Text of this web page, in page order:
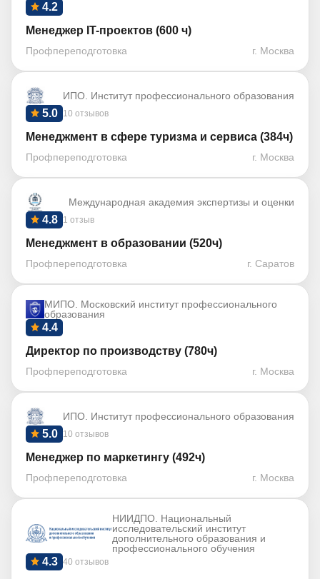
4.2
Менеджер IT-проектов (600 ч)
Профпереподготовка г. Москва
ИПО. Институт профессионального образования
10 отзывов
5.0
Менеджмент в сфере туризма и сервиса (384ч)
Профпереподготовка г. Москва
Международная академия экспертизы и оценки
1 отзыв
4.8
Менеджмент в образовании (520ч)
Профпереподготовка г. Саратов
МИПО. Московский институт профессионального
образования
4.4
Директор по производству (780ч)
Профпереподготовка г. Москва
ИПО. Институт профессионального образования
10 отзывов
5.0
Менеджер по маркетингу (492ч)
Профпереподготовка г. Москва
НИИДПО. Национальный
исследовательский институт
дополнительного образования и
профессионального обучения
40 отзывов
4.3